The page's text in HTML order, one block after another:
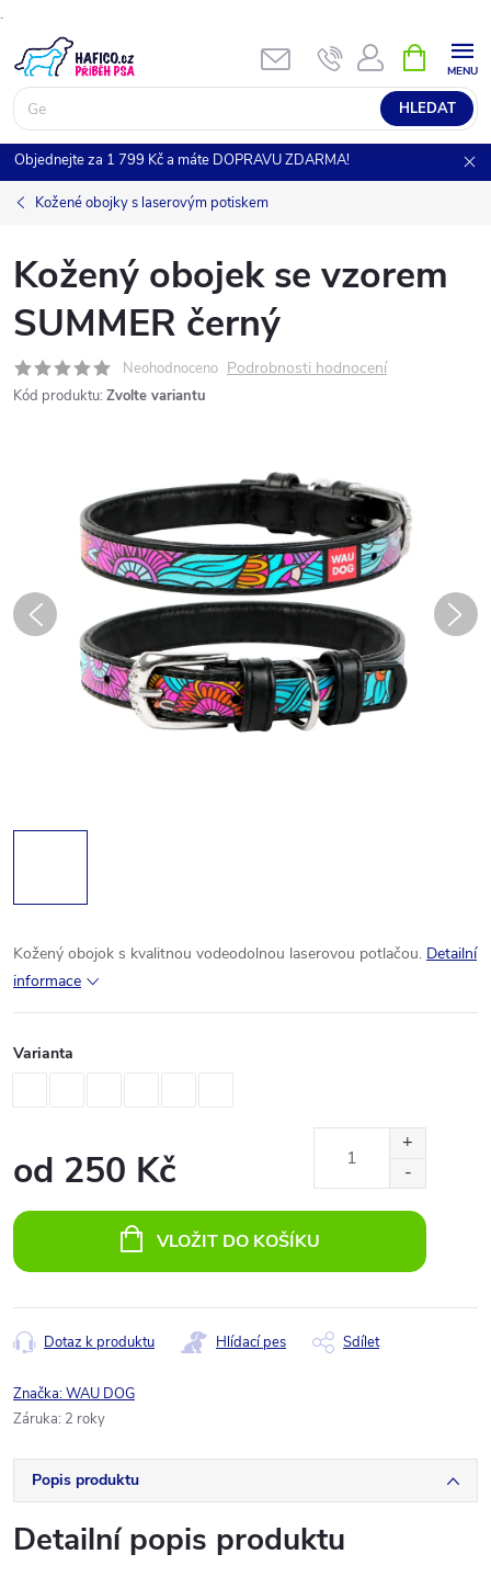
.
na
obsah
HLEDAT
NÁKUPNÍ
KOŠÍK
Objednejte za 1 799 Kč a máte DOPRAVU ZDARMA!
Kožené obojky s laserovým potiskem
Kožený obojek se vzorem
SUMMER černý
Neohodnoceno Podrobnosti hodnocení
Kód produktu: Zvolte variantu
Kožený obojok s kvalitnou vodeodolnou laserovou potlačou. Detailní
informace
Varianta
od 250 Kč
cena:
VLOŽIT DO KOŠÍKU
Dotaz k produktu Hlídací pes Sdílet
Značka:WAU DOG
Záruka: 2 roky
Popis produktu
Detailní popis produktu